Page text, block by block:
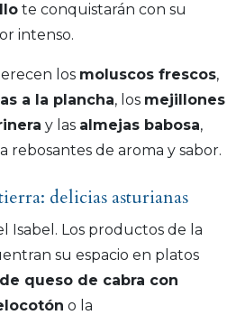
te conquistarán con su
intenso.
los moluscos frescos,
a la plancha, los mejillones
y las almejas babosa,
rebosantes de aroma y sabor.
delicias asturianas
Isabel. Los productos de la
su espacio en platos
queso de cabra con
o la